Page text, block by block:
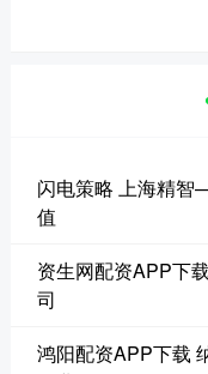
闪电策略 上海精
值
资生网配资APP下
司
鸿阳配资APP下载